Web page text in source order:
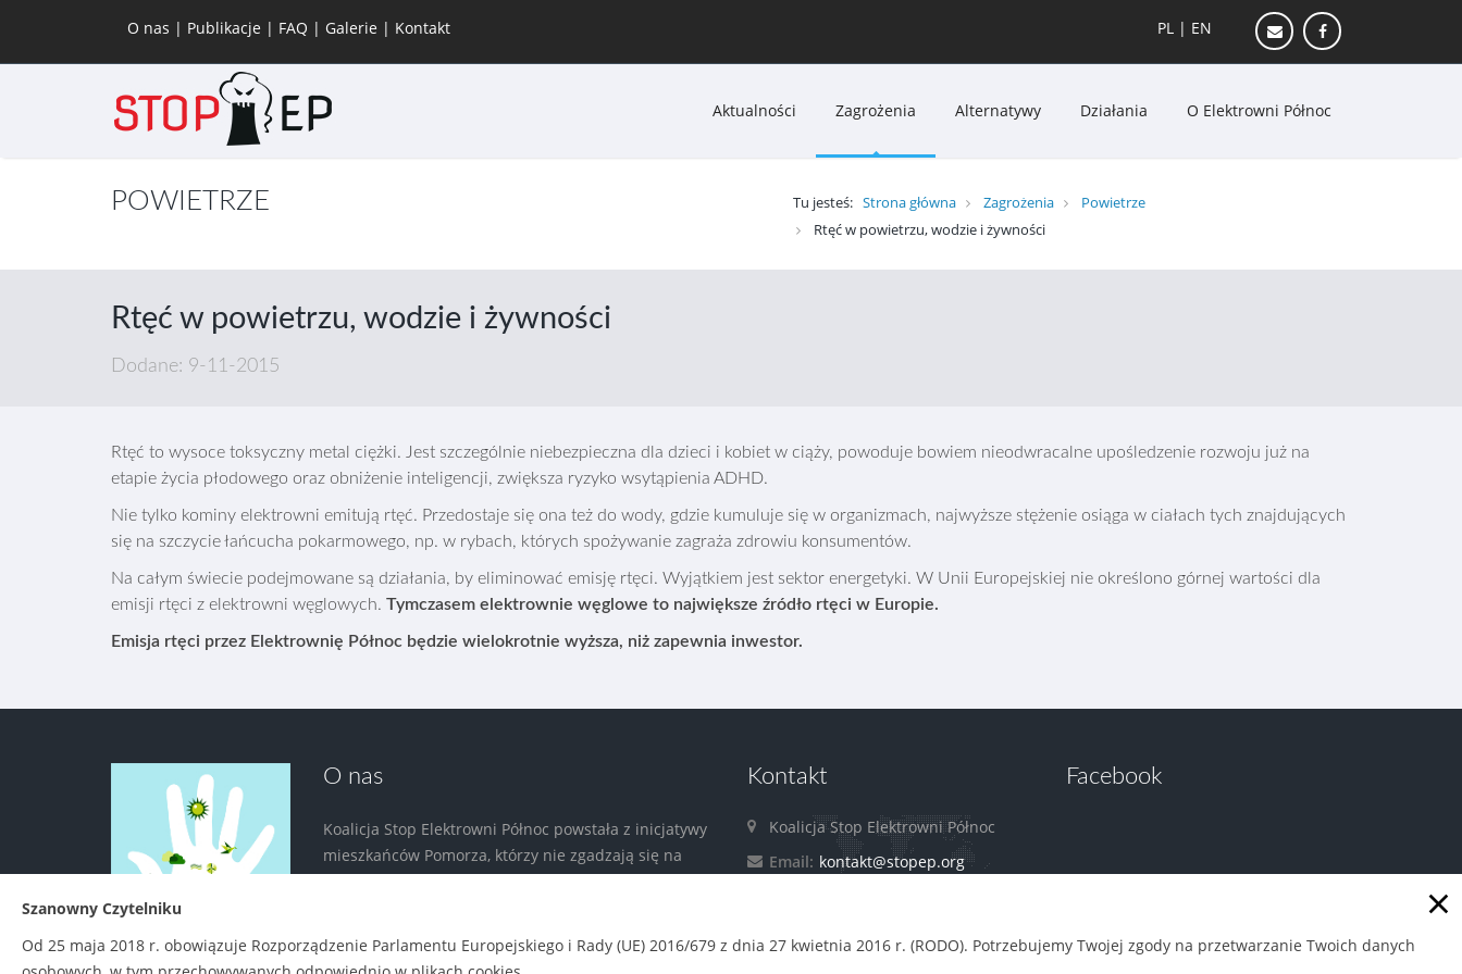
O nas | Publikacje | FAQ | Galerie | Kontakt PL | EN
Aktualności Zagrożenia Alternatywy Działania O Elektrowni Północ
POWIETRZE Tu jesteś: Strona główna Zagrożenia
Powietrze
Rtęć w powietrzu, wodzie i żywności
Rtęć w powietrzu, wodzie i żywności
Dodane: 9-11-2015
Rtęć to wysoce toksyczny metal ciężki. Jest szczególnie niebezpieczna dla dzieci i kobiet w ciąży, powoduje bowiem nieodwracalne upośledzenie rozwoju już na
etapie życia płodowego oraz obniżenie inteligencji, zwiększa ryzyko wsytąpienia ADHD.
Nie tylko kominy elektrowni emitują rtęć. Przedostaje się ona też do wody, gdzie kumuluje się w organizmach, najwyższe stężenie osiąga w ciałach tych znajdujących
się na szczycie łańcucha pokarmowego, np. w rybach, których spożywanie zagraża zdrowiu konsumentów.
Na całym świecie podejmowane są działania, by eliminować emisję rtęci. Wyjątkiem jest sektor energetyki. W Unii Europejskiej nie określono górnej wartości dla
emisji rtęci z elektrowni węglowych. Tymczasem elektrownie węglowe to największe źródło rtęci w Europie.
Emisja rtęci przez Elektrownię Północ będzie wielokrotnie wyższa, niż zapewnia inwestor.
O nas
Koalicja Stop Elektrowni Północ powstała z inicjatywy
mieszkańców Pomorza, którzy nie zgadzają się na
budowę Elektrowni Północ. Koalicję tworzą lokalne i
Kontakt
Koalicja Stop Elektrowni Północ
Email: kontakt@stopep.org
Facebook
×
Szanowny Czytelniku
Od 25 maja 2018 r. obowiązuje Rozporządzenie Parlamentu Europejskiego i Rady (UE) 2016/679 z dnia 27 kwietnia 2016 r. (RODO). Potrzebujemy Twojej zgody na przetwarzanie Twoich danych